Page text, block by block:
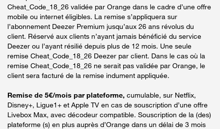
Cheat_Code_18_26 validée par Orange dans le cadre d’une offre
mobile ou internet éligibles. La remise s’appliquera sur
l’abonnement Deezer Premium jusqu’aux 26 ans révolus du
client. Réservé aux clients n’ayant jamais bénéficié du service
Deezer ou l’ayant résilié depuis plus de 12 mois. Une seule
remise Cheat_Code_18_26 Deezer par client. Dans le cas où la
remise Cheat_Code_18_26 ne serait pas validée par Orange, le
client sera facturé de la remise indument appliquée.
Remise de 5€/mois par plateforme, cumulable, sur Netflix,
Disney+, Ligue1+ et Apple TV en cas de souscription d’une offre
Livebox Max, avec décodeur compatible. Souscription de la (des)
plateforme (s) en plus auprès d’Orange dans un délai de 3 mois